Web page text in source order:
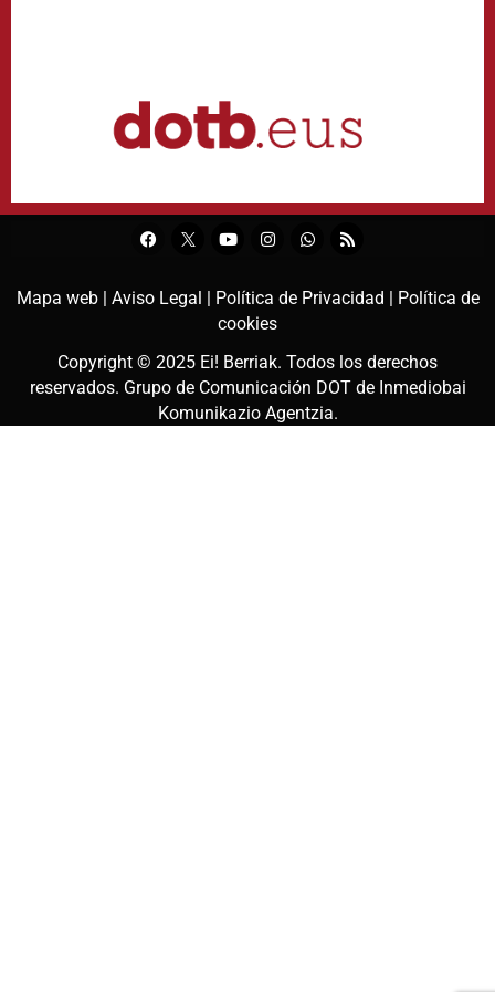
Mapa web | Aviso Legal | Política de Privacidad |
Política de
cookies
Copyright © 2025 Ei! Berriak. Todos los derechos
reservados. Grupo de Comunicación DOT de Inmediobai
Komunikazio Agentzia.